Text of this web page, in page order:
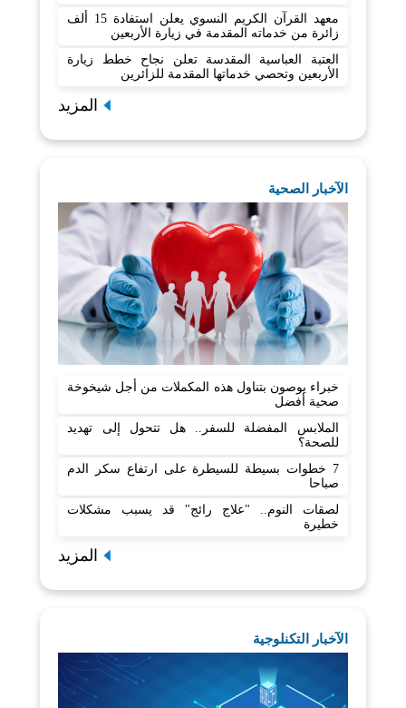
معهد القرآن الكريم النسوي يعلن استفادة 15 ألف
زائرة من خدماته المقدمة في زيارة الأربعين
العتبة العباسية المقدسة تعلن نجاح خطط زيارة
الأربعين وتحصي خدماتها المقدمة للزائرين
المزيد
الآخبار الصحية
خبراء يوصون بتناول هذه المكملات من أجل شيخوخة
صحية أفضل
الملابس المفضلة للسفر.. هل تتحول إلى تهديد
للصحة؟
7 خطوات بسيطة للسيطرة على ارتفاع سكر الدم
صباحا
لصقات النوم.. "علاج رائج" قد يسبب مشكلات
خطيرة
المزيد
الآخبار التكنلوجية